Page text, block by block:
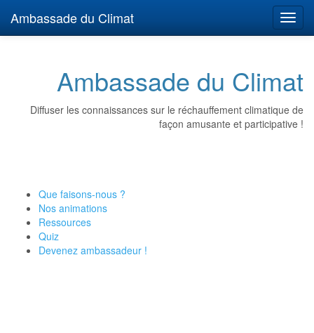
Ambassade du Climat
Ambassade du Climat
Diffuser les connaissances sur le réchauffement climatique de
façon amusante et participative !
Que faisons-nous ?
Nos animations
Ressources
Quiz
Devenez ambassadeur !